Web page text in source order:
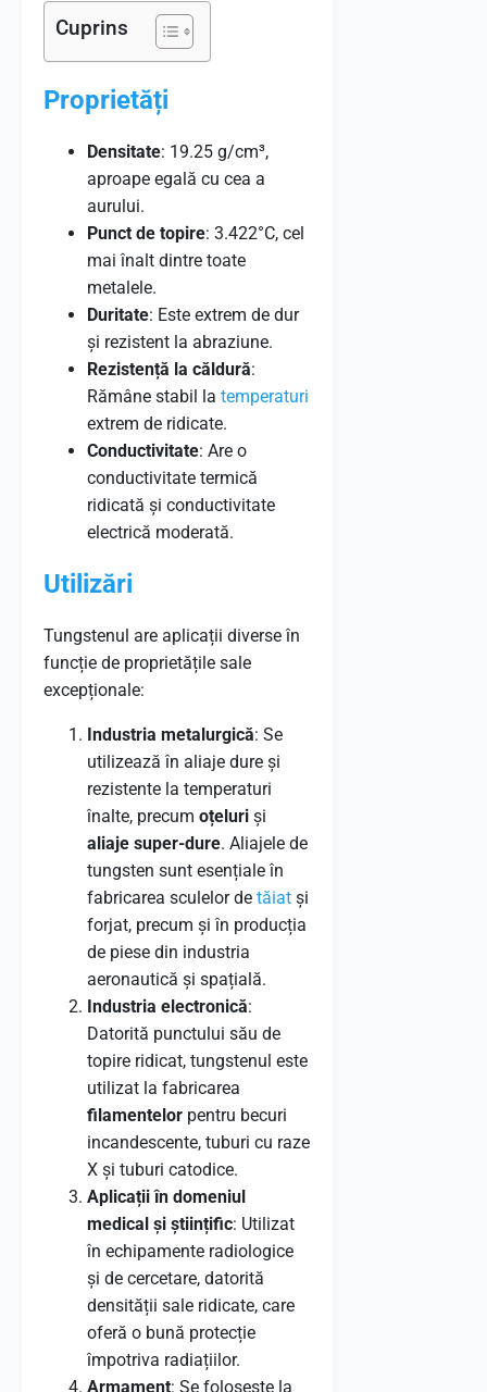
Cuprins
Proprietăți
Densitate: 19.25 g/cm³,
aproape egală cu cea a
aurului.
Punct de topire: 3.422°C, cel
mai înalt dintre toate
metalele.
Duritate: Este extrem de dur
și rezistent la abraziune.
Rezistență la căldură:
Rămâne stabil la temperaturi
extrem de ridicate.
Conductivitate: Are o
conductivitate termică
ridicată și conductivitate
electrică moderată.
Utilizări
Tungstenul are aplicații diverse în
funcție de proprietățile sale
excepționale:
Industria metalurgică: Se
utilizează în aliaje dure și
rezistente la temperaturi
înalte, precum oțeluri și
aliaje super-dure. Aliajele de
tungsten sunt esențiale în
fabricarea sculelor de tăiat și
forjat, precum și în producția
de piese din industria
aeronautică și spațială.
Industria electronică:
Datorită punctului său de
topire ridicat, tungstenul este
utilizat la fabricarea
filamentelor pentru becuri
incandescente, tuburi cu raze
X și tuburi catodice.
Aplicații în domeniul
medical și științific: Utilizat
în echipamente radiologice
și de cercetare, datorită
densității sale ridicate, care
oferă o bună protecție
împotriva radiațiilor.
Armament: Se folosește la